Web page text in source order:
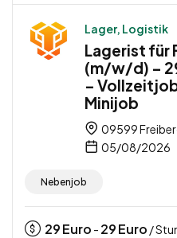
Lager, Logistik
Lagerist für
(m/w/d) –
–
Minijob
09599
05/08/2026
Nebenjob
29Euro - 29Euro /